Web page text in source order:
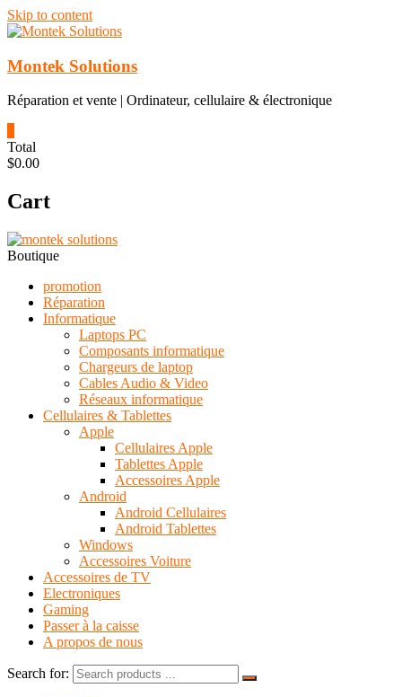
Skip to content
Montek Solutions
Réparation et vente | Ordinateur, cellulaire & électronique
Total
$0.00
Cart
Boutique
promotion
Réparation
Informatique
Laptops PC
Composants informatique
Chargeurs de laptop
Cables Audio & Video
Réseaux informatique
Cellulaires & Tablettes
Apple
Cellulaires Apple
Tablettes Apple
Accessoires Apple
Android
Android Cellulaires
Android Tablettes
Windows
Accessoires Voiture
Accessoires de TV
Electroniques
Gaming
Passer à la caisse
A propos de nous
Search for: